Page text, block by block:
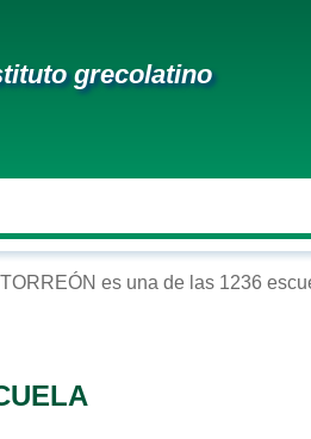
grecolatino
TORREÓN es una de las 1236